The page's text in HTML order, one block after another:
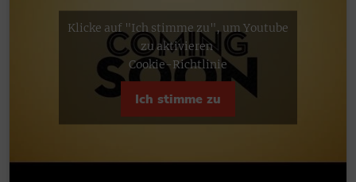
Klicke auf "Ich stimme zu", um Youtube
zu aktivieren
Cookie-Richtlinie
Ich stimme zu